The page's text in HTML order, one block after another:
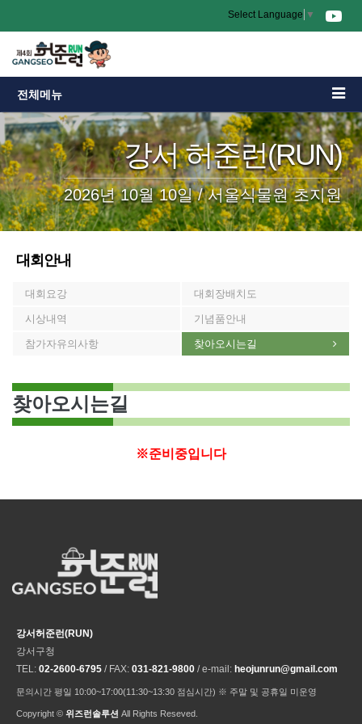
Select Language ▼
전체메뉴
강서 허준런(RUN)
2026년 10월 10일 / 서울식물원 초지원
대회안내
대회요강 대회장배치도
시상내역 기념품안내
참가자유의사항 찾아오시는길
찾아오시는길
※준비중입니다
강서허준런(RUN)
강서구청
TEL: 02-2600-6795 / FAX: 031-821-9800 / e-mail: heojunrun@gmail.com
문의시간 평일 10:00~17:00(11:30~13:30 점심시간) ※ 주말 및 공휴일 미운영
Copyright © 위즈런솔루션 All Rights Reseved.